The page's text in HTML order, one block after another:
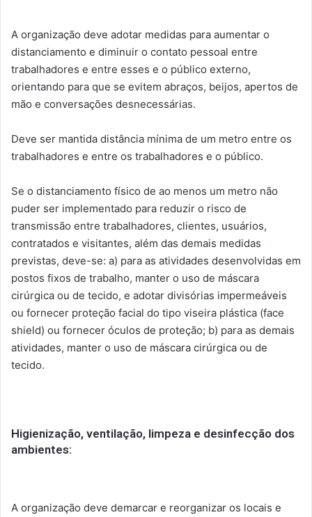
A organização deve adotar medidas para aumentar o
distanciamento e diminuir o contato pessoal entre
trabalhadores e entre esses e o público externo,
orientando para que se evitem abraços, beijos, apertos de
mão e conversações desnecessárias.
Deve ser mantida distância mínima de um metro entre os
trabalhadores e entre os trabalhadores e o público.
Se o distanciamento físico de ao menos um metro não
puder ser implementado para reduzir o risco de
transmissão entre trabalhadores, clientes, usuários,
contratados e visitantes, além das demais medidas
previstas, deve-se: a) para as atividades desenvolvidas em
postos fixos de trabalho, manter o uso de máscara
cirúrgica ou de tecido, e adotar divisórias impermeáveis
ou fornecer proteção facial do tipo viseira plástica (face
shield) ou fornecer óculos de proteção; b) para as demais
atividades, manter o uso de máscara cirúrgica ou de
tecido.
Higienização, ventilação, limpeza e desinfecção dos
ambientes:
A organização deve demarcar e reorganizar os locais e